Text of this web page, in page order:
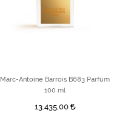
Marc-Antoine Barrois B683 Parfüm
100 ml
13.435,00